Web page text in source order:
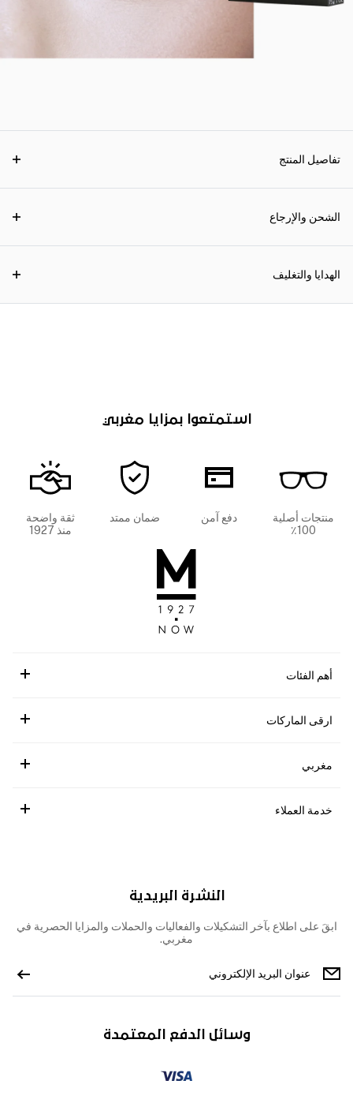
تفاصيل المنتج
الشحن والإرجاع
الهدايا والتغليف
استمتعوا بمزايا مغربي
منتجات أصلية
100٪
دفع آمن ضمان ممتد
ثقة واضحة
منذ 1927
أهم الفئات
ارقى الماركات
مغربي
خدمة العملاء
النشرة البريدية
ابقَ على اطلاع بآخر التشكيلات والفعاليات والحملات والمزايا الحصرية في
مغربي.
وسائل الدفع المعتمدة